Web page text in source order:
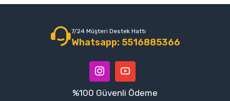
7/24 Müşteri Destek Hattı
Whatsapp: 5516885366
%100 Güvenli Ödeme